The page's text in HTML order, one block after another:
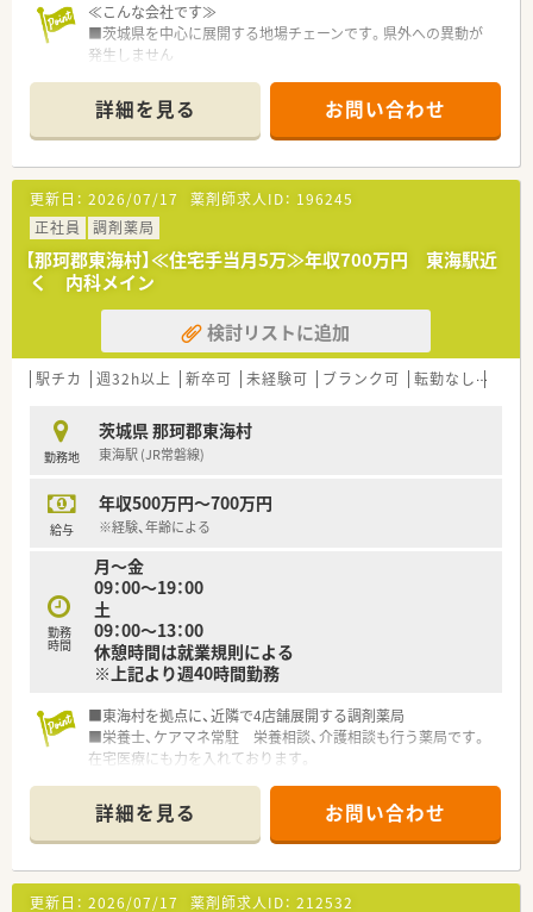
≪こんな会社です≫
■茨城県を中心に展開する地場チェーンです。県外への異動が
発生しません
ています。また、調剤経験のない方も、集合研修、OJTを通して基
礎から学べます。家庭的な環境のなかで経験豊かなスタッフが
親身になって指導します。
■医師、訪問看護師、施設スタッフやケアマネージャーと連携
し、患者さまのご自宅や各種高齢者施設を訪問、お薬をお届け
し、薬剤管理、お薬に関するご説明やご相談に応じています
■社長との距離が近く自身の意見や行動が反映されやすい環境
です。薬局を開業したい従業員がいた事から【独立支援の事業
部】を立ち上げ、会社でもバックアップしながら、実際に勤めな
がら情報収集をして実際に開局した実績もあります
■大手と違いノルマも無く未完成の部分もありますが、社員一丸
となって協力し合って作り上げていくことにやりがいがある会
社です
■進捗シートを使い、具体的な進み具合を確認しながら進めてい
きます。
■必要に応じて、茨城県薬剤師会主催の「新任薬剤師研修会」や
■基本的な業務はOJTによる研修がメインとなります。
■内科、胃腸科、皮膚科、小児科、アレルギー科が中心ですがレー
ザーなどの美容皮膚科も取り扱いがあります
■常時3～4名で100枚前後の処方箋を対応しています
■職員の皆さまはとても優しく穏やかで、スタッフ同士も患者様
ともとても良い人間関係を築いています。離職者もしばらく出
ておりません。
≪こんな方にお勧め≫
■医師、訪問看護師、施設スタッフやケアマネージャーと連携
し、患者さまのご自宅や各種高齢者施設を訪問、お薬をお届け
し、薬剤管理、お薬に関するご説明やご相談に応じています。在
宅へ積極的に取り組みたい方にお勧めです
■完成してしまっている大手企業とは違い、自分の意見が今後の
会社に影響を与えていくことがありえる会社です。現状維持よ
りも、自分で能動的に会社に貢献していきたい方にお勧めです
詳細を見る お問い合わせ
更新日： 2026/07/17 薬剤師求人ID： 196245
正社員
調剤薬局
【那珂郡東海村】≪住宅手当月5万≫年収700万円 東海駅近
く 内科メイン
検討リストに追加
駅チカ 週32h以上 新卒可 未経験可 ブランク可 転勤なし
勤務地
茨城県 那珂郡東海村
東海駅 (JR常磐線)
給与
年収500万円～700万円
※経験、年齢による
勤務
時間
月～金
09：00～19：00
土
09：00～13：00
休憩時間は就業規則による
※上記より週40時間勤務
■東海村を拠点に、近隣で4店舗展開する調剤薬局
■栄養士、ケアマネ常駐 栄養相談、介護相談も行う薬局です。
在宅医療にも力を入れております。
指導・サポートもしっかりと行います。
詳細を見る お問い合わせ
更新日： 2026/07/17 薬剤師求人ID： 212532